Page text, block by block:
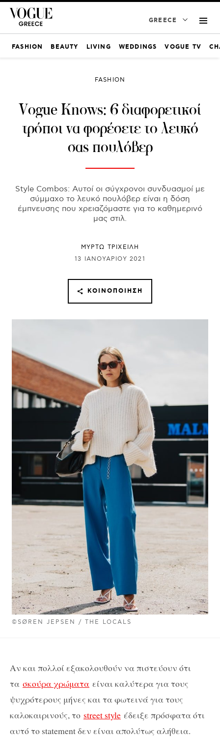
GREECE
FASHION BEAUTY LIVING WEDDINGS VOGUE TV
©SØREN JEPSEN / THE LOCALS
FASHION
Vogue Knows: 6 διαφορετικοί
τρόποι να φορέσετε το λευκό
σας πουλόβερ
Style Combos: Αυτοί οι σύγχρονοι συνδυασμοί με
σύμμαχο το λευκό πουλόβερ είναι η δόση
έμπνευσης που χρειαζόμαστε για το καθημερινό
μας στιλ.
ΜΥΡΤΩ ΤΡΙΧΕΙΛΗ
13 ΙΑΝΟΥΑΡΊΟΥ 2021
ΚΟΙΝΟΠΟΊΗΣΗ
Αν και πολλοί εξακολουθούν να πιστεύουν ότι
τα σκούρα χρώματα είναι καλύτερα για τους
ψυχρότερους μήνες και τα φωτεινά για τους
καλοκαιρινούς, το street style έδειξε πρόσφατα ότι
αυτό το statement δεν είναι απολύτως αλήθεια.